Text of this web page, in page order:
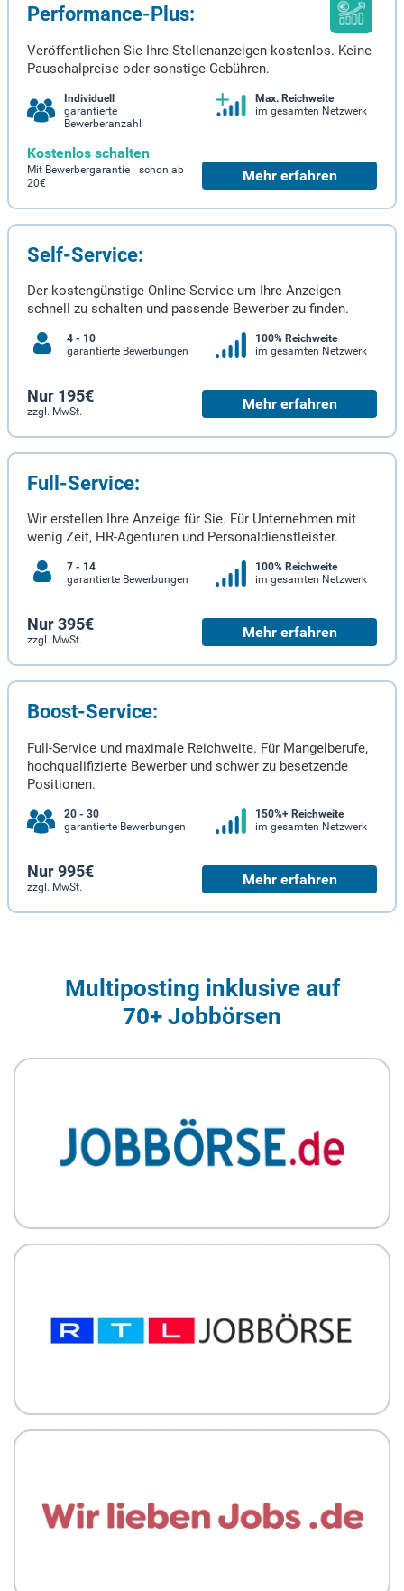
Performance-Plus:
Veröffentlichen Sie Ihre Stellenanzeigen kostenlos. Keine
Pauschalpreise oder sonstige Gebühren.
Individuell
garantierte
Bewerberanzahl
Max. Reichweite
im gesamten Netzwerk
Kostenlos schalten
Mit Bewerbergarantie schon ab
20€
Mehr erfahren
Self-Service:
Der kostengünstige Online-Service um Ihre Anzeigen
schnell zu schalten und passende Bewerber zu finden.
4 - 10
garantierte Bewerbungen
100% Reichweite
im gesamten Netzwerk
Nur 195€
zzgl. MwSt. Mehr erfahren
Full-Service:
Wir erstellen Ihre Anzeige für Sie. Für Unternehmen mit
wenig Zeit, HR-Agenturen und Personaldienstleister.
7 - 14
garantierte Bewerbungen
100% Reichweite
im gesamten Netzwerk
Nur 395€
zzgl. MwSt. Mehr erfahren
Boost-Service:
Full-Service und maximale Reichweite. Für Mangelberufe,
hochqualifizierte Bewerber und schwer zu besetzende
Positionen.
20 - 30
garantierte Bewerbungen
150%+ Reichweite
im gesamten Netzwerk
Nur 995€
zzgl. MwSt. Mehr erfahren
Multiposting inklusive auf
70+ Jobbörsen